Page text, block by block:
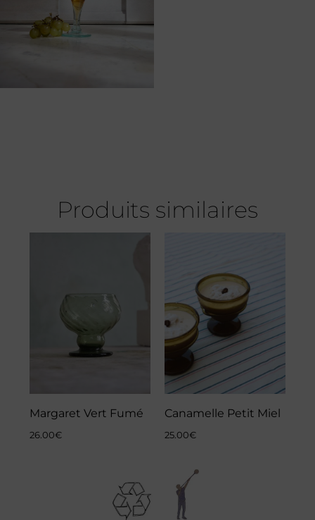
Produits similaires
Margaret Vert Fumé
26.00€
Canamelle Petit Miel
25.00€